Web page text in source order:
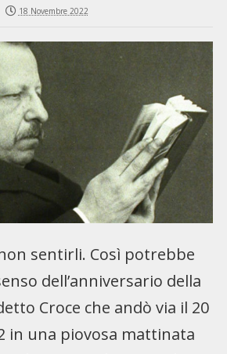
18 Novembre 2022
sentirli. Così potrebbe
dell’anniversario della
Croce che andò via il 20
in una piovosa mattinata